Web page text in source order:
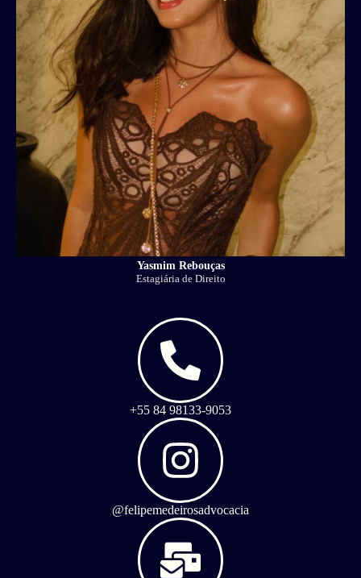
Yasmim Rebouças
Estagiária de Direito
+55 84 98133-9053
@felipemedeirosadvocacia